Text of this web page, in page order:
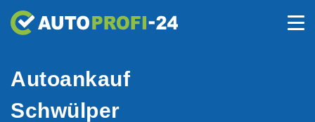
Autoankauf
Schwülper